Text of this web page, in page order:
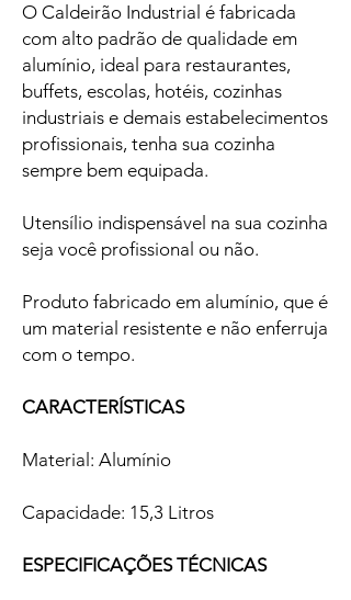
O Caldeirão Industrial é fabricada
com alto padrão de qualidade em
alumínio, ideal para restaurantes,
buffets, escolas, hotéis, cozinhas
industriais e demais estabelecimentos
profissionais, tenha sua cozinha
sempre bem equipada.
Utensílio indispensável na sua cozinha
seja você profissional ou não.
Produto fabricado em alumínio, que é
um material resistente e não enferruja
com o tempo.
CARACTERÍSTICAS
Material: Alumínio
Capacidade: 15,3 Litros
ESPECIFICAÇÕES TÉCNICAS